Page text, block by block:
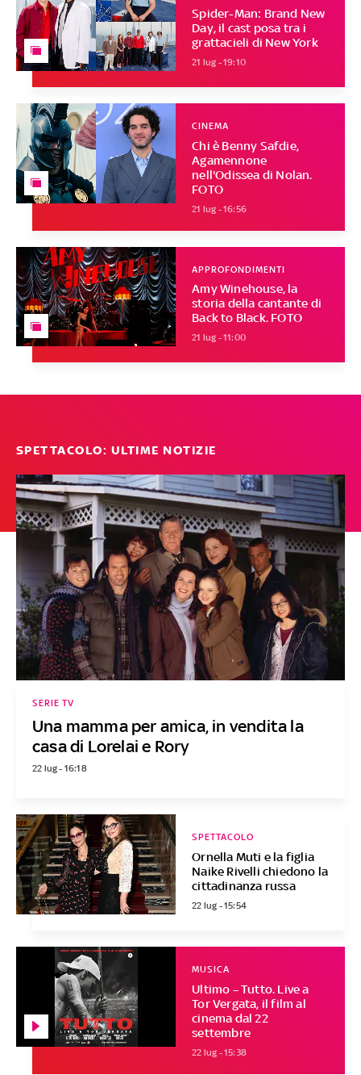
Spider-Man: Brand New
Day, il cast posa tra i
grattacieli di New York
21 lug - 19:10
Chi è Benny Safdie,
Agamennone
nell'Odissea di Nolan.
FOTO
CINEMA
21 lug - 16:56
Amy Winehouse, la
storia della cantante di
Back to Black. FOTO
APPROFONDIMENTI
21 lug - 11:00
SPETTACOLO: ULTIME NOTIZIE
Una mamma per amica, in vendita la
casa di Lorelai e Rory
SERIE TV
22 lug - 16:18
Ornella Muti e la figlia
Naike Rivelli chiedono la
cittadinanza russa
SPETTACOLO
22 lug - 15:54
Ultimo – Tutto. Live a
Tor Vergata, il film al
cinema dal 22
settembre
MUSICA
22 lug - 15:38